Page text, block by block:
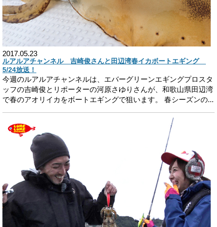
2017.05.23
ルアルアチャンネル 吉崎俊さんと田辺湾春イカボートエギング
5/24放送！
今週のルアルアチャンネルは、エバーグリーンエギングプロスタ
ッフの吉崎俊とリポーターの河原さゆりさんが、和歌山県田辺湾
で春のアオリイカをボートエギングで狙います。 春シーズンの...